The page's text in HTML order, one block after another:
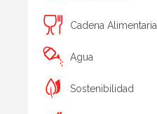
Cadena Alimentaria
Agua
Sostenibilidad